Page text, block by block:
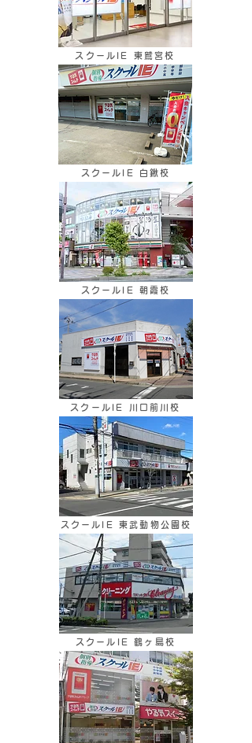
スクールIE 東鷲宮校
スクールIE 白鍬校
スクールIE 朝霞校
スクールIE 川口前川校
スクールIE 東武動物公園校
スクールIE 鶴ヶ島校